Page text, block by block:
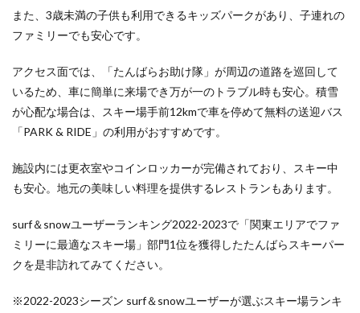
の景色
は最
3.2.3
カムイ
みさか
スキー
場――
プスの
眺めな
爽快な
自然の
中でゆ
ったり
たい
また、3歳未満の子供も利用できるキッズパークがあり、子連れの
ファミリーでも安心です。
アクセス面では、「たんばらお助け隊」が周辺の道路を巡回して
いるため、車に簡単に来場でき万が一のトラブル時も安心。積雪
が心配な場合は、スキー場手前12kmで車を停めて無料の送迎バス
「PARK & RIDE」の利用がおすすめです。
施設内には更衣室やコインロッカーが完備されており、スキー中
も安心。地元の美味しい料理を提供するレストランもあります。
surf＆snowユーザーランキング2022-2023で「関東エリアでファ
ミリーに最適なスキー場」部門1位を獲得したたんばらスキーパー
クを是非訪れてみてください。
※2022-2023シーズン surf＆snowユーザーが選ぶスキー場ランキ